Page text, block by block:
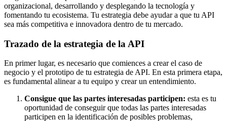
organizacional, desarrollando y desplegando la tecnología y
fomentando tu ecosistema. Tu estrategia debe ayudar a que tu API
sea más competitiva e innovadora dentro de tu mercado.
Trazado de la estrategia de la API
En primer lugar, es necesario que comiences a crear el caso de
negocio y el prototipo de tu estrategia de API. En esta primera etapa,
es fundamental alinear a tu equipo y crear un entendimiento.
Consigue que las partes interesadas participen: esta es tu
oportunidad de conseguir que todas las partes interesadas
participen en la identificación de posibles problemas,